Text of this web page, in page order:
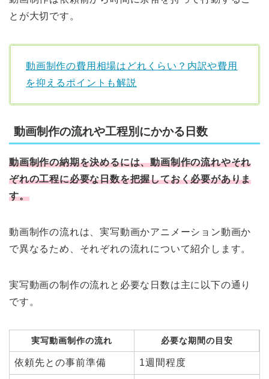
とが大切です。
動画制作の費用相場はどれくらい？内訳や費用
を抑えるポイントも解説
動画制作の流れや工程別にかかる日数
動画制作の納期を決めるには、動画制作の流れやそれ
ぞれの工程に必要な日数を把握しておく必要がありま
す。
動画制作の流れは、実写動画かアニメーション動画か
で異なるため、それぞれの流れについて紹介します。
実写動画の制作の流れと必要な日数は主に以下の通り
です。
実写動画制作の流れ 必要な期間の目安
依頼先との事前準備 1週間程度